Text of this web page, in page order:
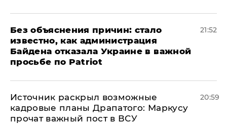
Без объяснения причин: стало
известно, как администрация
Байдена отказала Украине в важной
просьбе по Patriot
21:52
​Источник раскрыл возможные
кадровые планы Драпатого: Маркусу
прочат важный пост в ВСУ
20:59